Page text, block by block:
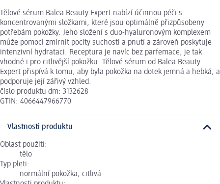
Tělové sérum Balea Beauty Expert nabízí účinnou péči s
koncentrovanými složkami, které jsou optimálně přizpůsobeny
potřebám pokožky. Jeho složení s duo-hyaluronovým komplexem
může pomoci zmírnit pocity suchosti a pnutí a zároveň poskytuje
intenzivní hydrataci. Receptura je navíc bez parfemace, je tak
vhodné i pro citlivější pokožku. Tělové sérum od Balea Beauty
Expert přispívá k tomu, aby byla pokožka na dotek jemná a hebká, a
podporuje její zářivý vzhled.
číslo produktu dm: 3132628
GTIN: 4066447966770
Vlastnosti produktu
Oblast použití:
tělo
Typ pleti:
normální pokožka, citlivá